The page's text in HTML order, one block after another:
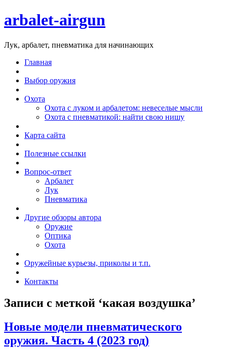
arbalet-airgun
Лук, арбалет, пневматика для начинающих
Главная
Выбор оружия
Охота
Охота с луком и арбалетом: невеселые мысли
Охота с пневматикой: найти свою нишу
Карта сайта
Полезные ссылки
Вопрос-ответ
Арбалет
Лук
Пневматика
Другие обзоры автора
Оружие
Оптика
Охота
Оружейные курьезы, приколы и т.п.
Контакты
Записи с меткой ‘какая воздушка’
Новые модели пневматического
оружия. Часть 4 (2023 год)